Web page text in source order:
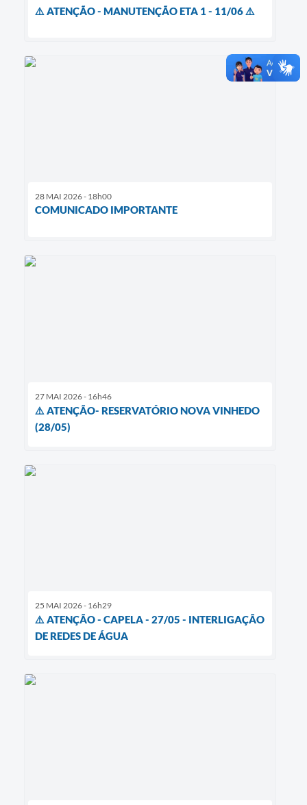
⚠️ ATENÇÃO - MANUTENÇÃO ETA 1 - 11/06 ⚠️
28 MAI 2026 - 18h00
COMUNICADO IMPORTANTE
27 MAI 2026 - 16h46
⚠️ ATENÇÃO- RESERVATÓRIO NOVA VINHEDO
(28/05)
25 MAI 2026 - 16h29
⚠️ ATENÇÃO - CAPELA - 27/05 - INTERLIGAÇÃO
DE REDES DE ÁGUA